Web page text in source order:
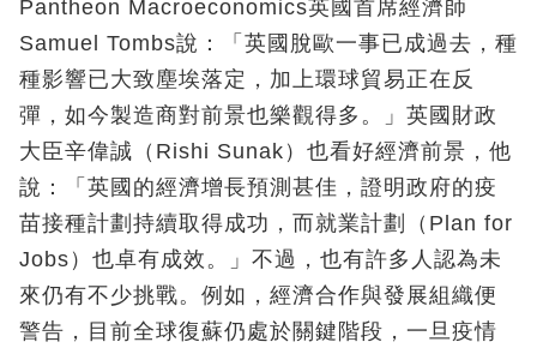
Pantheon Macroeconomics英國首席經濟師
Samuel Tombs說：「英國脫歐一事已成過去，種
種影響已大致塵埃落定，加上環球貿易正在反
彈，如今製造商對前景也樂觀得多。」英國財政
大臣辛偉誠（Rishi Sunak）也看好經濟前景，他
說：「英國的經濟增長預測甚佳，證明政府的疫
苗接種計劃持續取得成功，而就業計劃（Plan for
Jobs）也卓有成效。」不過，也有許多人認為未
來仍有不少挑戰。例如，經濟合作與發展組織便
警告，目前全球復蘇仍處於關鍵階段，一旦疫情